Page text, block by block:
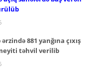
881 yanğına çıxış
təhvil verilib